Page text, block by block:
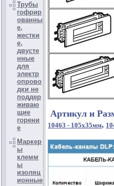
Трубы
гофрир
ованны
е,
жестки
е,
двусте
нные
для
электр
опрово
дки не
поддер
живаю
щие
горени
е
Маркер
ы
клемм
ы
изоляц
ионные
Артикул и
10463- 105х35мм,